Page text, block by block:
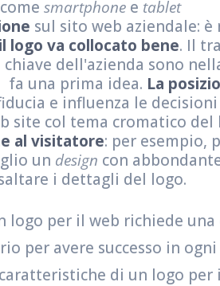
smartphone e tablet
sul sito web aziendale:
il logo va collocato bene. Il
dell'azienda sono
una prima idea. La
e influenza le
site col tema cromatico
al visitatore: per esempio,
un design con
i dettagli del logo.
logo per il web richiede una
per avere successo in
di un logo per